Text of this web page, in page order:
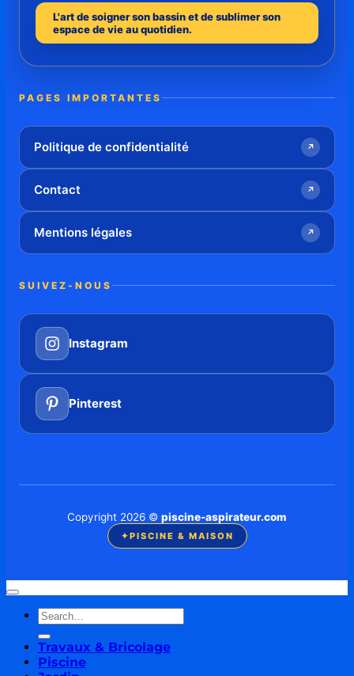
L'art de soigner son bassin et de sublimer son
espace de vie au quotidien.
PAGES IMPORTANTES
Politique de confidentialité ↗
Contact ↗
Mentions légales ↗
SUIVEZ-NOUS
Instagram
Pinterest
Copyright 2026 © piscine-aspirateur.com
✦PISCINE & MAISON
Travaux & Bricolage
Piscine